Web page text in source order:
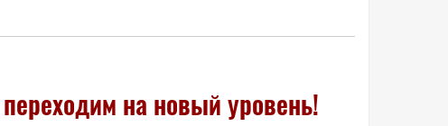
на новый уровень!